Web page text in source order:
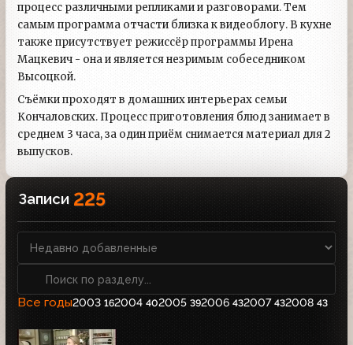
процесс различными репликами и разговорами. Тем
самым программа отчасти близка к видеоблогу. В кухне
также присутствует режиссёр программы Ирена
Мацкевич - она и является незримым собеседником
Высоцкой.
Съёмки проходят в домашних интерьерах семьи
Кончаловских. Процесс приготовления блюд занимает в
среднем 3 часа, за один приём снимается материал для 2
выпусков.
Записи 225
Все годы2003 162004 402005 392006 432007 432008 43